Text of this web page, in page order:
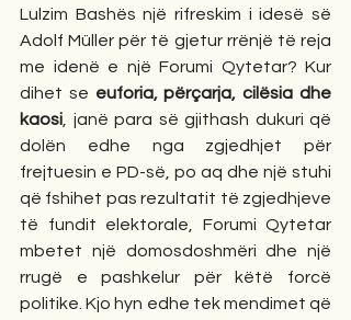
Lulzim Bashës një rifreskim i idesë së
Adolf Müller për të gjetur rrënjë të reja
me idenë e një Forumi Qytetar? Kur
dihet se euforia, përçarja, cilësia dhe
kaosi , janë para së gjithash dukuri që
dolën edhe nga zgjedhjet për
frejtuesin e PD-së, po aq dhe një stuhi
që fshihet pas rezultatit të zgjedhjeve
të fundit elektorale, Forumi Qytetar
mbetet një domosdoshmëri dhe një
rrugë e pashkelur për këtë forcë
politike. Kjo hyn edhe tek mendimet që